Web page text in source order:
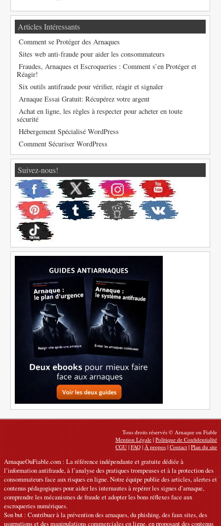
Articles Intéressants
Comment se Protéger des Arnaques
Sites web anti-fraude pour aider les consommateurs
Fraudes, Arnaques et Escroqueries : Comment s’en Protéger et
Réagir!
Six outils antifraude pour vérifier, réagir et signaler
Arnaque Essai Gratuit: Récupérez votre argent
Achat en ligne, les règles à respecter pour acheter en toute
sécurité
Hébergement Spécialisé WordPress
Comment Sécuriser WordPress
Suivez-nous!
Tous droits réservés © Arnaque ou Fiable
Mention Légale|Politique de Confidentialité
CGU|FAQ|À propos|Contact|Plan du site
ArnaqueOuFiable.com : La référence indépendante et gratuite dédiée à
l’information antifraude, à l’analyse des pratiques trompeuses et à la protection des
consommateurs face aux risques en ligne. Notre équipe publie des articles, alertes et
contenus pédagogiques pour aider les internautes à repérer les signes d’arnaque,
comprendre les mécanismes de fraude et adopter les bons réflexes face aux
escroqueries numériques.
Son but : Contribuer à la prévention des arnaques, du phishing, des faux sites, des
usurpations et des manipulations commerciales en ligne, en proposant des contenus